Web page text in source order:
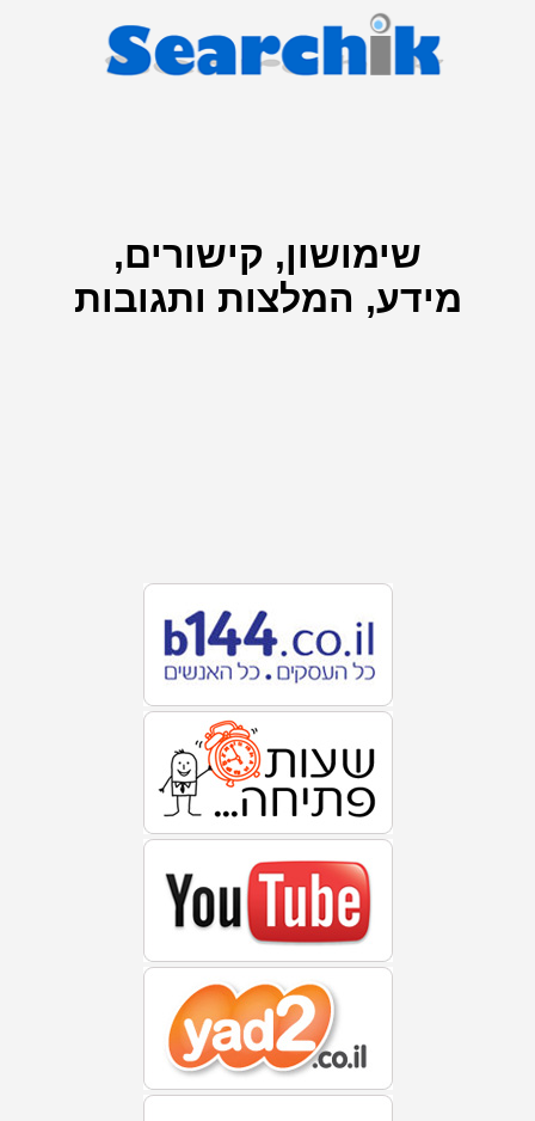
שימושון, קישורים,
מידע, המלצות ותגובות